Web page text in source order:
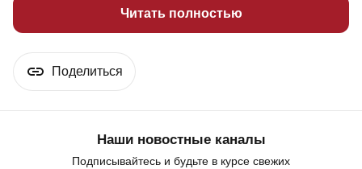
Читать полностью
Поделиться
Наши новостные каналы
Подписывайтесь и будьте в курсе свежих